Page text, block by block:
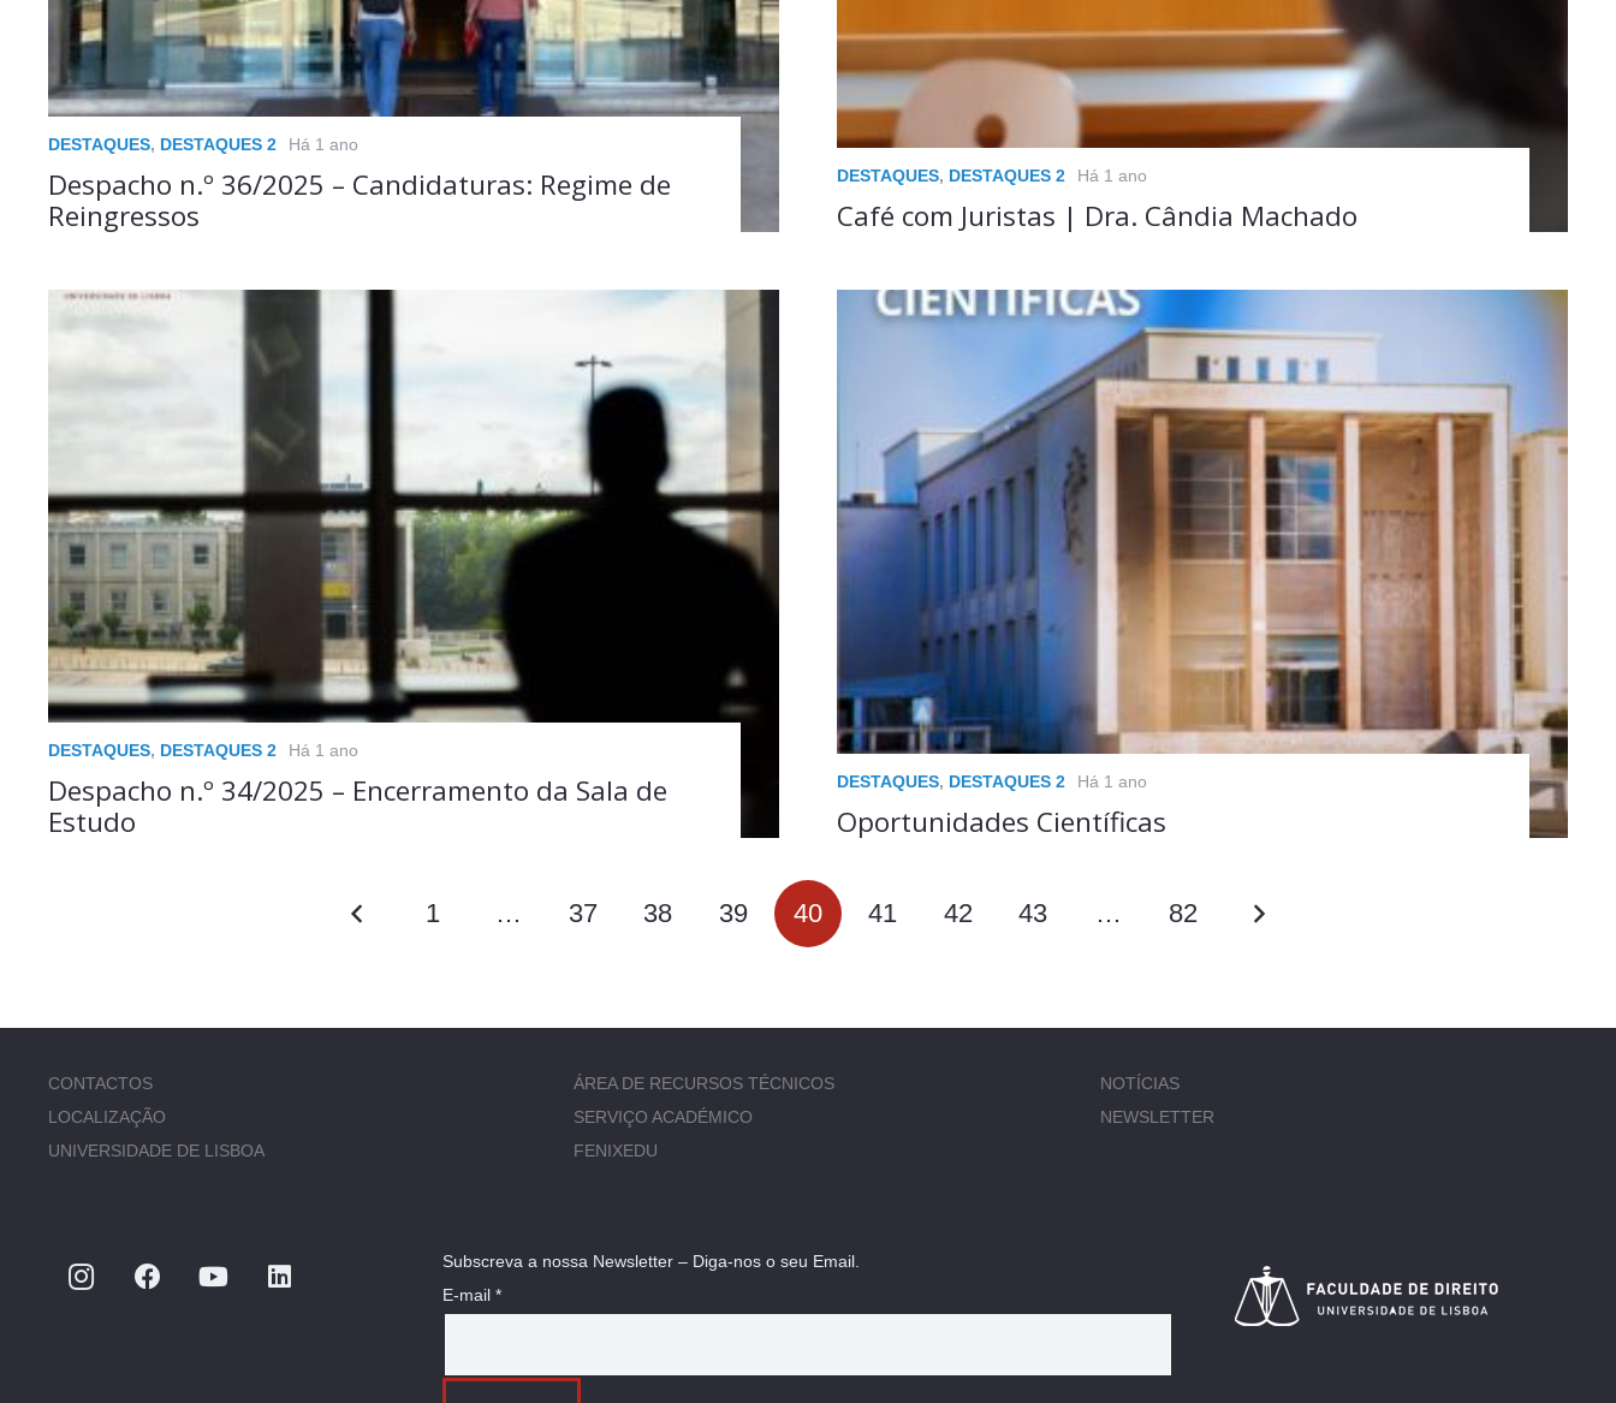
DESTAQUES, DESTAQUES 2 Há 1 ano
Despacho n.º 36/2025 – Candidaturas: Regime de
Reingressos
DESTAQUES, DESTAQUES 2 Há 1 ano
Café com Juristas | Dra. Cândia Machado
DESTAQUES, DESTAQUES 2 Há 1 ano
Despacho n.º 34/2025 – Encerramento da Sala de
Estudo
DESTAQUES, DESTAQUES 2 Há 1 ano
Oportunidades Científicas
1 … 37 38 39 40 41 42 43 … 82
CONTACTOS
LOCALIZAÇÃO
UNIVERSIDADE DE LISBOA
ÁREA DE RECURSOS TÉCNICOS
SERVIÇO ACADÉMICO
FENIXEDU
NOTÍCIAS
NEWSLETTER
Subscreva a nossa Newsletter – Diga-nos o seu Email.
E-mail *